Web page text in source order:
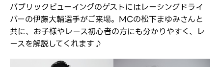
パブリックビューイングのゲストにはレーシングドライ
バーの伊藤大輔選手がご来場。MCの松下まゆみさんと
共に、お子様やレース初心者の方にも分かりやすく、レ
ースを解説してくれます♪